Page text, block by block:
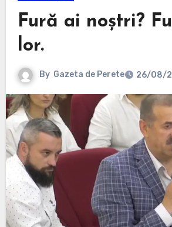
Fură ai noștri?
lor.
By Gazeta de Perete 26/08/